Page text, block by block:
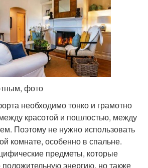
фото
необходимо тонко и грамотно
красотой и пошлостью, между
Поэтому не нужно использовать
комнате, особенно в спальне.
предметы, которые
положительную энергию, но также